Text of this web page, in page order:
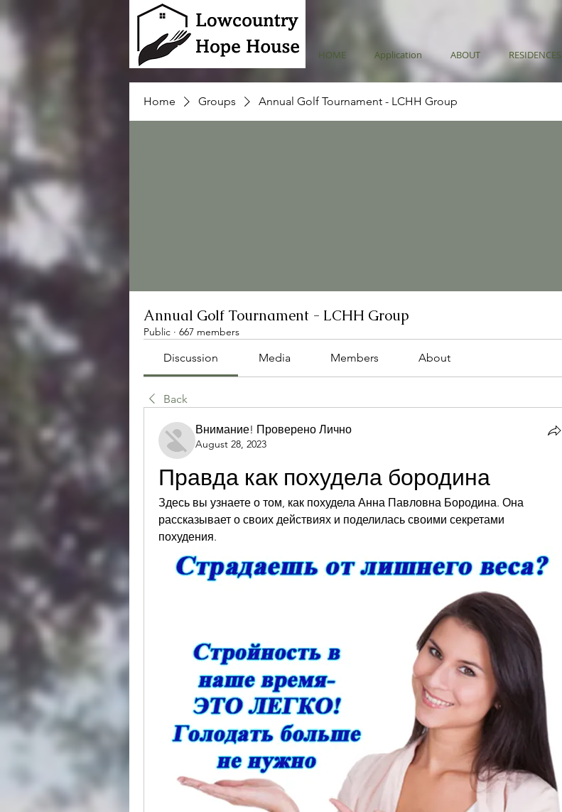
HOME Application ABOUT RESIDENCES
Home Groups Annual Golf Tournament - LCHH Group
Annual Golf Tournament - LCHH Group
Public · 667 members
Discussion Media Members About
Back
Внимание! Проверено Лично
August 28, 2023
Правда как похудела бородина
Здесь вы узнаете о том, как похудела Анна Павловна Бородина. Она
рассказывает о своих действиях и поделилась своими секретами
похудения.